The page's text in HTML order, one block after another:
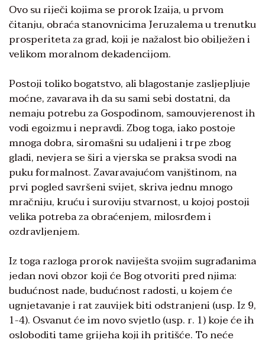
Ovo su riječi kojima se prorok Izaija, u prvom
čitanju, obraća stanovnicima Jeruzalema u trenutku
prosperiteta za grad, koji je nažalost bio obilježen i
velikom moralnom dekadencijom.
Postoji toliko bogatstvo, ali blagostanje zasljepljuje
moćne, zavarava ih da su sami sebi dostatni, da
nemaju potrebu za Gospodinom, samouvjerenost ih
vodi egoizmu i nepravdi. Zbog toga, iako postoje
mnoga dobra, siromašni su udaljeni i trpe zbog
gladi, nevjera se širi a vjerska se praksa svodi na
puku formalnost. Zavaravajućom vanjštinom, na
prvi pogled savršeni svijet, skriva jednu mnogo
mračniju, kruću i suroviju stvarnost, u kojoj postoji
velika potreba za obraćenjem, milosrđem i
ozdravljenjem.
Iz toga razloga prorok naviješta svojim sugrađanima
jedan novi obzor koji će Bog otvoriti pred njima:
budućnost nade, budućnost radosti, u kojem će
ugnjetavanje i rat zauvijek biti odstranjeni (usp. Iz 9,
1-4). Osvanut će im novo svjetlo (usp. r. 1) koje će ih
osloboditi tame grijeha koji ih pritišće. To neće